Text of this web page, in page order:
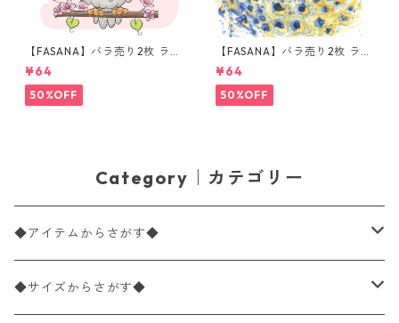
【FASANA】バラ売り2枚 ラン
チサイズ ペーパーナプキン Ca
rtoon Owl ホワイト
¥64
50%OFF
【FASANA】バラ売り2枚 ラン
チサイズ ペーパーナプキン Co
loured Peacock ホワイト
¥64
50%OFF
Category｜カテゴリー
◆アイテムからさがす◆
ペーパーナプキン2枚バラ売り
◆サイズからさがす◆